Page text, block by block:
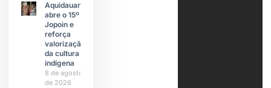
Aquidauana
abre o 15º
Jopoin e
reforça
valorização
da cultura
indígena
8 de agosto
de 2026